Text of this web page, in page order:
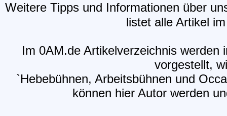
Weitere Tipps und Informationen über
listet alle Artikel
Im 0AM.de Artikelverzeichnis
vorgestellt,
`Hebebühnen, Arbeitsbühnen und
können hier Autor werden